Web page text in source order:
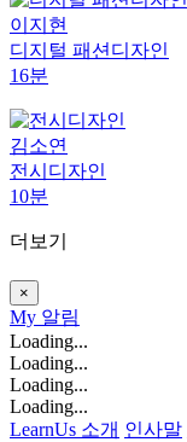
이지현
디지털 패션디자인
16분
김소연
전시디자인
10분
더보기
×
My 알림
Loading...
Loading...
Loading...
Loading...
LearnUs 소개 인사말